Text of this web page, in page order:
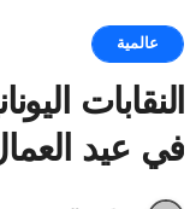
عالمية
النقابات
في عيد